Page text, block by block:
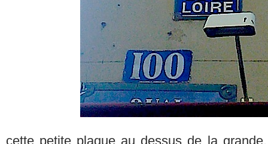
cette petite plaque au dessus de la